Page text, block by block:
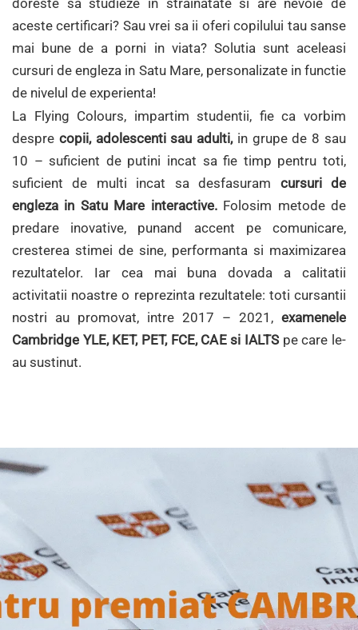
doreste sa studieze in strainatate si are nevoie de
aceste certificari? Sau vrei sa ii oferi copilului tau sanse
mai bune de a porni in viata? Solutia sunt aceleasi
cursuri de engleza in Satu Mare, personalizate in functie
de nivelul de experienta!
La Flying Colours, impartim studentii, fie ca vorbim
despre copii, adolescenti sau adulti,in grupe de 8 sau
10 – suficient de putini incat sa fie timp pentru toti,
suficient de multi incat sa desfasuram cursuri de
engleza in Satu Mare interactive.Folosim metode de
predare inovative, punand accent pe comunicare,
cresterea stimei de sine, performanta si maximizarea
rezultatelor. Iar cea mai buna dovada a calitatii
activitatii noastre o reprezinta rezultatele: toti cursantii
nostri au promovat, intre 2017 – 2021, examenele
Cambridge YLE, KET, PET, FCE, CAE si IALTSpe care le-
au sustinut.